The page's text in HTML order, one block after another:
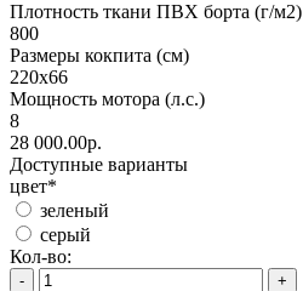
Плотность ткани ПВХ борта (г/м2)
800
Размеры кокпита (см)
220х66
Мощность мотора (л.с.)
8
28 000.00р.
Доступные варианты
цвет*
зеленый
серый
Кол-во:
- +